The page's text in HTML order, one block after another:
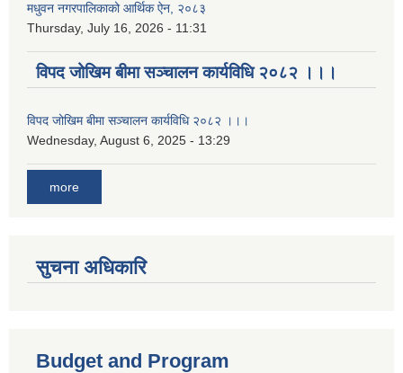
मधुवन नगरपालिकाको आर्थिक ऐन, २०८३
Thursday, July 16, 2026 - 11:31
विपद जोखिम बीमा सञ्चालन कार्यविधि २०८२ ।।।
विपद जोखिम बीमा सञ्चालन कार्यविधि २०८२ ।।।
Wednesday, August 6, 2025 - 13:29
more
सुचना अधिकारि
Budget and Program